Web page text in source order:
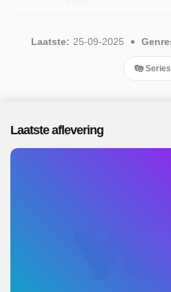
Laatste: 25-09-2025
Series
Laatste aflevering